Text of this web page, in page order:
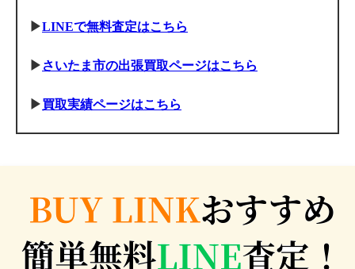
▶LINEで無料査定はこちら
▶ さいたま市の出張買取ページはこちら
▶買取実績ページはこちら